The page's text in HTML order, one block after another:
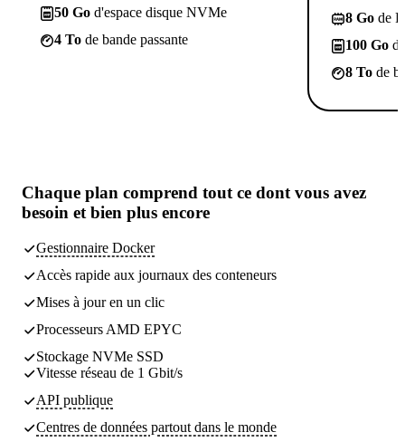
50 Go d'espace disque NVMe
4 To de bande passante
8 Go de
100 Go
8 To de
Chaque plan comprend tout ce dont vous avez
besoin et bien plus encore
Gestionnaire Docker
Accès rapide aux journaux des conteneurs
Mises à jour en un clic
Processeurs AMD EPYC
Stockage NVMe SSD
Vitesse réseau de 1 Gbit/s
API publique
Centres de données partout dans le monde